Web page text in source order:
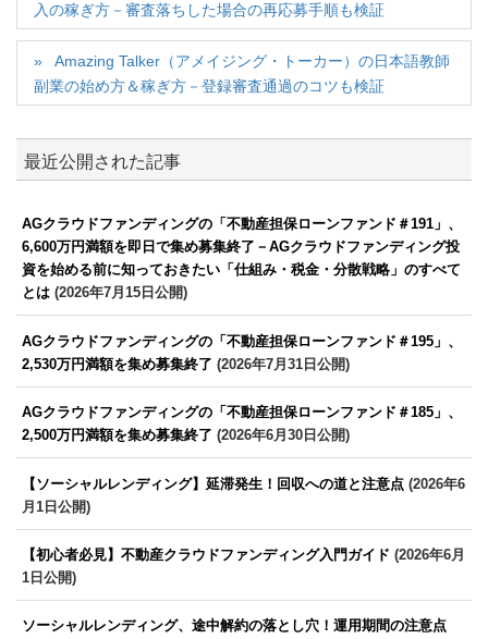
入の稼ぎ方－審査落ちした場合の再応募手順も検証
Amazing Talker（アメイジング・トーカー）の日本語教師
副業の始め方＆稼ぎ方－登録審査通過のコツも検証
最近公開された記事
AGクラウドファンディングの「不動産担保ローンファンド＃191」、
6,600万円満額を即日で集め募集終了－AGクラウドファンディング投
資を始める前に知っておきたい「仕組み・税金・分散戦略」のすべて
とは (2026年7月15日公開)
AGクラウドファンディングの「不動産担保ローンファンド＃195」、
2,530万円満額を集め募集終了 (2026年7月31日公開)
AGクラウドファンディングの「不動産担保ローンファンド＃185」、
2,500万円満額を集め募集終了 (2026年6月30日公開)
【ソーシャルレンディング】延滞発生！回収への道と注意点 (2026年6
月1日公開)
【初心者必見】不動産クラウドファンディング入門ガイド (2026年6月
1日公開)
ソーシャルレンディング、途中解約の落とし穴！運用期間の注意点